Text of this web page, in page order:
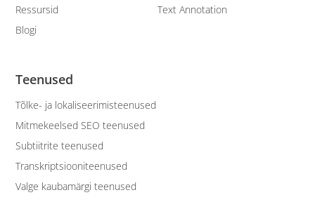
Teenused
Tõlke- ja lokaliseerimisteenused
Mitmekeelsed SEO teenused
Subtiitrite teenused
Transkriptsiooniteenused
Valge kaubamärgi teenused
Text Annotation
Ressursid
Blogi